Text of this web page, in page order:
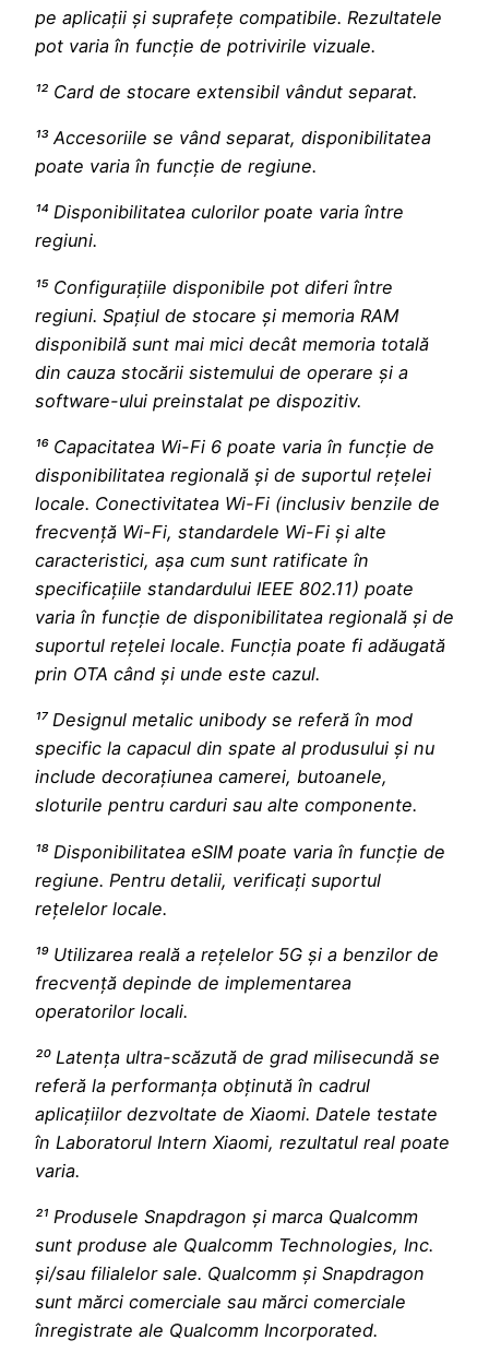
pe aplicații și suprafețe compatibile. Rezultatele
pot varia în funcție de potrivirile vizuale.
¹² Card de stocare extensibil vândut separat.
¹³ Accesoriile se vând separat, disponibilitatea
poate varia în funcție de regiune.
¹⁴ Disponibilitatea culorilor poate varia între
regiuni.
¹⁵ Configurațiile disponibile pot diferi între
regiuni. Spațiul de stocare și memoria RAM
disponibilă sunt mai mici decât memoria totală
din cauza stocării sistemului de operare și a
software-ului preinstalat pe dispozitiv.
¹⁶ Capacitatea Wi-Fi 6 poate varia în funcție de
disponibilitatea regională și de suportul rețelei
locale. Conectivitatea Wi-Fi (inclusiv benzile de
frecvență Wi-Fi, standardele Wi-Fi și alte
caracteristici, așa cum sunt ratificate în
specificațiile standardului IEEE 802.11) poate
varia în funcție de disponibilitatea regională și de
suportul rețelei locale. Funcția poate fi adăugată
prin OTA când și unde este cazul.
¹⁷ Designul metalic unibody se referă în mod
specific la capacul din spate al produsului și nu
include decorațiunea camerei, butoanele,
sloturile pentru carduri sau alte componente.
¹⁸ Disponibilitatea eSIM poate varia în funcție de
regiune. Pentru detalii, verificați suportul
rețelelor locale.
¹⁹ Utilizarea reală a rețelelor 5G și a benzilor de
frecvență depinde de implementarea
operatorilor locali.
²⁰ Latența ultra-scăzută de grad milisecundă se
referă la performanța obținută în cadrul
aplicațiilor dezvoltate de Xiaomi. Datele testate
în Laboratorul Intern Xiaomi, rezultatul real poate
varia.
²¹ Produsele Snapdragon și marca Qualcomm
sunt produse ale Qualcomm Technologies, Inc.
și/sau filialelor sale. Qualcomm și Snapdragon
sunt mărci comerciale sau mărci comerciale
înregistrate ale Qualcomm Incorporated.